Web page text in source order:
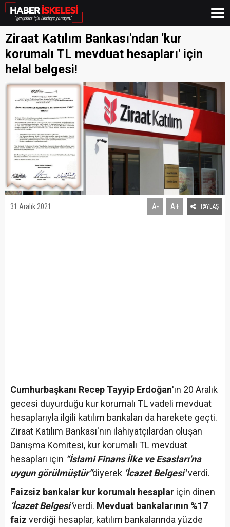
Ziraat Katılım Bankası'ndan 'kur
korumalı TL mevduat hesapları' için
helal belgesi!
31 Aralık 2021 A- A+ PAYLAŞ
Cumhurbaşkanı Recep Tayyip Erdoğan'ın 20 Aralık
gecesi duyurduğu kur korumalı TL vadeli mevduat
hesaplarıyla ilgili katılım bankaları da harekete geçti.
Ziraat Katılım Bankası'nın ilahiyatçılardan oluşan
Danışma Komitesi, kur korumalı TL mevduat
hesapları için “İslami Finans İlke ve Esasları'na
uygun görülmüştür”diyerek ‘İcazet Belgesi'verdi.
Faizsiz bankalar kur korumalı hesaplar için dinen
‘İcazet Belgesi’verdi. Mevduat bankalarının %17
faiz verdiği hesaplar, katılım bankalarında yüzde